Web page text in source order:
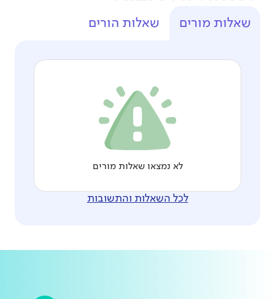
שאלות מורים שאלות הורים
לא נמצאו שאלות מורים
לכל השאלות והתשובות